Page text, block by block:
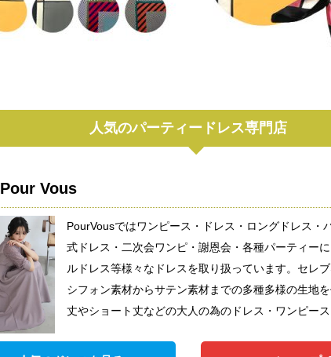
人気のパーティードレス専門店
Pour Vous
PourVousではワンピース・ドレス・ロングドレス・
式ドレス・二次会ワンピ・謝恩会・各種パーティー
ルドレス等様々なドレスを取り扱っています。セレ
シフォン素材からサテン素材までの多種多様の生地
丈やショート丈などの大人の為のドレス・ワンピース